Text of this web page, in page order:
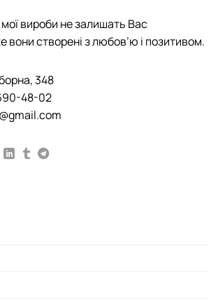
вироби не залишать Вас
створені з любов’ю і позитивом.
348
48-02